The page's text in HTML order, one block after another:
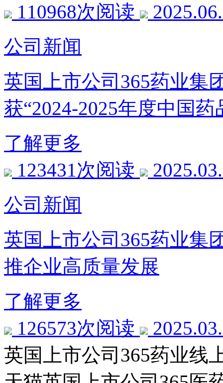
110968次阅读
公司新闻
英国上市公司365药业集
获“2024-2025年度中国
了解更多
123431次阅读
公司新闻
英国上市公司365药业集团
推企业高质量发展
了解更多
126573次阅读
英国上市公司365药业线